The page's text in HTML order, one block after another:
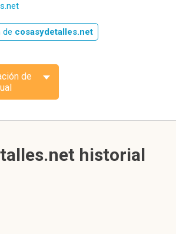
de cosasydetalles.net
de
historial